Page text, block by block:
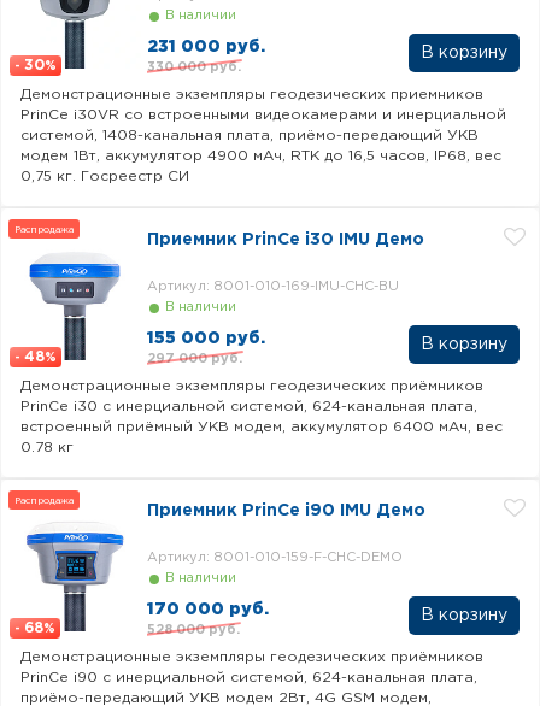
- 30%
В наличии
231 000 руб.
330 000 руб.
Демонстрационные экземпляры геодезических приемников
PrinCe i30VR со встроенными видеокамерами и инерциальной
системой, 1408-канальная плата, приёмо-передающий УКВ
модем 1Вт, аккумулятор 4900 мАч, RTK до 16,5 часов, IP68, вес
0,75 кг. Госреестр СИ
Распродажа
- 48%
Приемник PrinCe i30 IMU Демо
В наличии
Артикул: 8001-010-169-IMU-CHC-BU
155 000 руб.
297 000 руб.
Демонстрационные экземпляры геодезических приёмников
PrinCe i30 c инерциальной системой, 624-канальная плата,
встроенный приёмный УКВ модем, аккумулятор 6400 мАч, вес
0.78 кг
Распродажа
- 68%
Приемник PrinCe i90 IMU Демо
В наличии
Артикул: 8001-010-159-F-CHC-DEMO
170 000 руб.
528 000 руб.
Демонстрационные экземпляры геодезических приёмников
PrinCe i90 c инерциальной системой, 624-канальная плата,
приёмо-передающий УКВ модем 2Вт, 4G GSM модем,